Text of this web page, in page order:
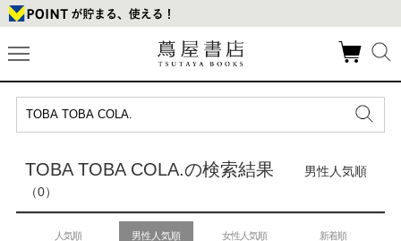
TOBA TOBA COLA.の検索結果
男性人気順
（0）
人気順 男性人気順 女性人気順 新着順